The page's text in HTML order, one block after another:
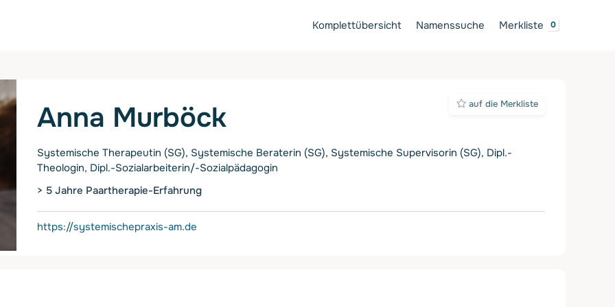
Komplettübersicht Namenssuche Merkliste
auf die Merkliste
Anna Murböck
Systemische Therapeutin (SG), Systemische Beraterin (SG), Systemische Supervisorin (SG), Dipl.-
Theologin, Dipl.-Sozialarbeiterin/-Sozialpädagogin
> 5 Jahre Paartherapie-Erfahrung
https://systemischepraxis-am.de